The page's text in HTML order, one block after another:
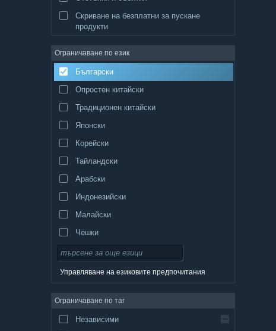
Скриване на безплатни за пускане
продукти
Ограничаване по език
Български
Опростен китайски
Традиционен китайски
Японски
Корейски
Тайландски
Арабски
Индонезийски
Малайски
Чешки
Датски
Испански — Испания
Испански — Латинска Америка
Управляване на езиковите предпочитания
Ограничаване по таг
Независими